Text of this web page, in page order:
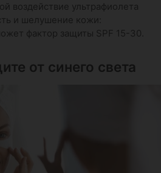
воздействие ультрафиолета
и шелушение кожи:
фактор защиты SPF 15-30.
от синего света